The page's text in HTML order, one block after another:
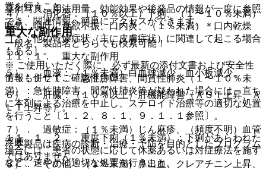
４）． 消化器：（１０％以上）下痢、（１〜１０％未満）
嘔気、嘔吐、食欲不振、口内炎、（１％未満）＊口内乾燥
［＊：他の乾燥症状（主に皮膚症状）に関連して起こる場合
もある］。
５）． 血液：（１％未満）白血球減少、血小板減少。
６）． 肝臓：（１０％以上）肝機能障害（ＡＳＴ上昇、Ａ
ＬＴ上昇等）。
７）． 過敏症：（１％未満）じん麻疹、（頻度不明）血管
浮腫。
８）． その他：（１％未満）鼻出血、クレアチニン上昇、
置を行うこと。
重大な副作用
１１．１． 重大な副作用
１１．１．１． 急性肺障害、間質性肺炎（１〜１０％未
満）：急性肺障害、間質性肺炎等が疑われた場合には、直ち
に本剤による治療を中止し、ステロイド治療等の適切な処置
を行うこと〔１．２、８．１、９．１．１参照〕。
１１．１．２． 重度下痢（１％未満）：下痢があらわれた
場合には、患者の状態に応じて休薬あるいは対症療法を施す
など、速やかに適切な処置を行うこと。
薬剤写真、用法用量、効能効果や後発品の情報が一度に参照
でき、関連情報へ簡単にアクセスができます。
一般名、製品名どちらでも検索可能！
※ ご使用いただく際に、必ず最新の添付文書および安全性
情報も併せてご確認下さい。
※本製品は疾病の診断・治療・予防を目的としたプログラム
ではありません。